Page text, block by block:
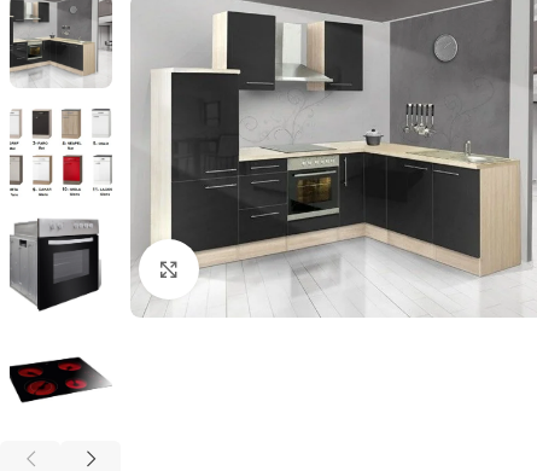
Click to enlarge